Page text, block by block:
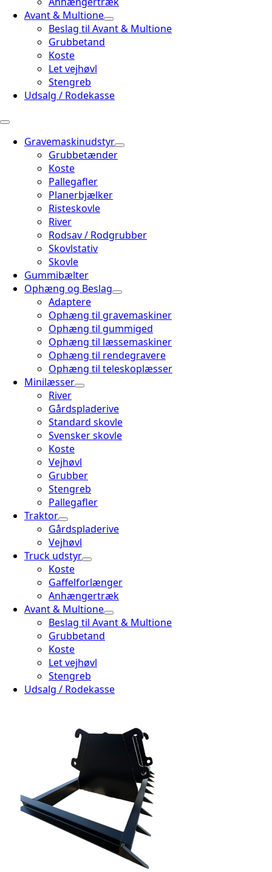
Avant & Multione
Beslag til Avant & Multione
Grubbetand
Koste
Let vejhøvl
Stengreb
Udsalg / Rodekasse
Gravemaskinudstyr
Grubbetænder
Koste
Pallegafler
Planerbjælker
Risteskovle
River
Rodsav / Rodgrubber
Skovlstativ
Skovle
Gummibælter
Ophæng og Beslag
Adaptere
Ophæng til gravemaskiner
Ophæng til gummiged
Ophæng til læssemaskiner
Ophæng til rendegravere
Ophæng til teleskoplæsser
Minilæsser
River
Gårdspladerive
Standard skovle
Svensker skovle
Koste
Vejhøvl
Grubber
Stengreb
Pallegafler
Traktor
Gårdspladerive
Vejhøvl
Truck udstyr
Koste
Gaffelforlænger
Anhængertræk
Avant & Multione
Beslag til Avant & Multione
Grubbetand
Koste
Let vejhøvl
Stengreb
Udsalg / Rodekasse